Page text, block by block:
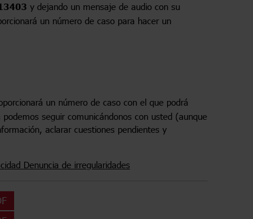
y dejando un mensaje de audio con su
un número de caso para hacer un
un número de caso con el que podrá
seguir comunicándonos con usted (aunque
aclarar cuestiones pendientes y
Denuncia de irregularidades